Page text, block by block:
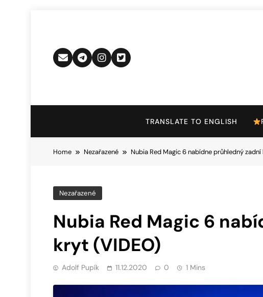
TRANSLATE TO ENGLISH
Home Nezařazené Nubia Red Magic 6 nabídne průhledný
Nezařazené
Nubia Red Magic 6
kryt (VIDEO)
Adolf Pupík 11.12.2020 0 1 Mins